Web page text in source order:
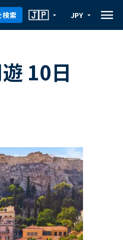
検索 arrow_drop_down
🇯🇵 arrow_drop_down
JPY menu
10日